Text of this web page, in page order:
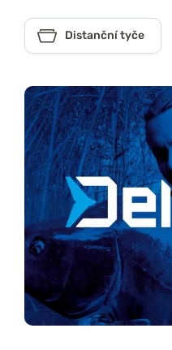
Distanční tyče